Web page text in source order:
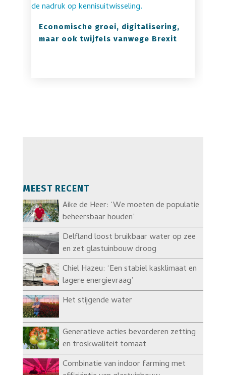
Economische groei, digitalisering,
maar ook twijfels vanwege Brexit
MEEST RECENT
Aike de Heer: ‘We moeten de populatie
beheersbaar houden’
Delfland loost bruikbaar water op zee
en zet glastuinbouw droog
Chiel Hazeu: ‘Een stabiel kasklimaat en
lagere energievraag’
Het stijgende water
Generatieve acties bevorderen zetting
en troskwaliteit tomaat
Combinatie van indoor farming met